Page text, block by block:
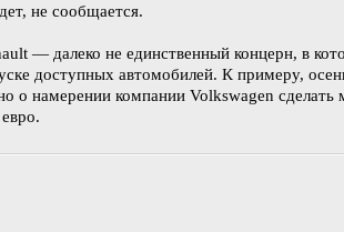
не сообщается.
— далеко не единственный концерн, в
доступных автомобилей. К примеру,
о намерении компании Volkswagen сделать